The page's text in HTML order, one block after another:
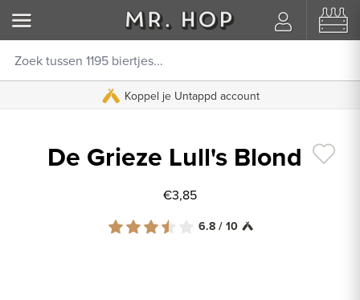
Koppel je Untappd account
8000+ beoordelingen 9.8/10
De Grieze Lull's Blond
€3,85
6.8 / 10